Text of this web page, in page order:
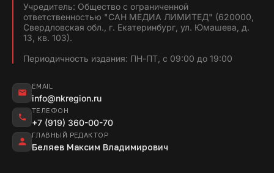
Учредитель: Общество с ограниченной
ответственностью "САН МЕДИА ЛИМИТЕД" (620000,
Свердловская обл., г. Екатеринбург, ул. Юмашева, д.
13, кв. 103).
Периодичность издания: ПН-ПТ, с 09:00 до 19:00
EMAIL
info@nkregion.ru
ТЕЛЕФОН
+7 (919) 360-00-70
ГЛАВНЫЙ РЕДАКТОР
Беляев Максим Владимирович